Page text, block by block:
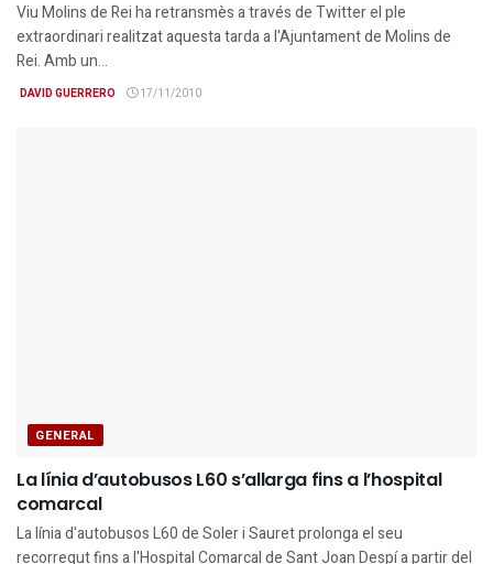
Viu Molins de Rei ha retransmès a través de Twitter el ple
extraordinari realitzat aquesta tarda a l'Ajuntament de Molins de
Rei. Amb un...
DAVID GUERRERO 17/11/2010
GENERAL
La línia d’autobusos L60 s’allarga fins a l’hospital
comarcal
La línia d'autobusos L60 de Soler i Sauret prolonga el seu
recorregut fins a l'Hospital Comarcal de Sant Joan Despí a partir del